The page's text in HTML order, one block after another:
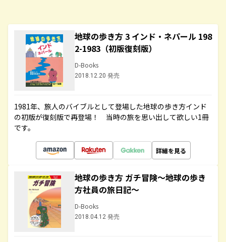
地球の歩き方 3 インド・ネパール 198
2-1983（初版復刻版）
D-Books
2018.12.20 発売
1981年、旅人のバイブルとして登場した地球の歩き方インド
の初版が復刻版で再登場！ 当時の旅を思い出して欲しい1冊
です。
詳細を見る
地球の歩き方 ガチ冒険～地球の歩き
方社員の旅日記～
D-Books
2018.04.12 発売